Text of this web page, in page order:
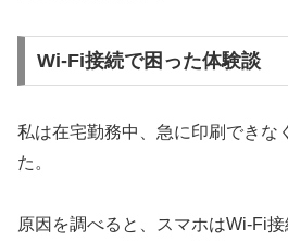
Wi-Fi接続で困った体験談
私は在宅勤務中、急に印刷できな
た。
原因を調べると、スマホはWi-Fi